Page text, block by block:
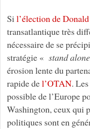
Sil’élection de
transatlantique très
nécessaire de se
stratégie « stand alone
érosion lente du
rapide del’OTAN.
possible de l’Europe
Washington, ceux qui
politiques sont en